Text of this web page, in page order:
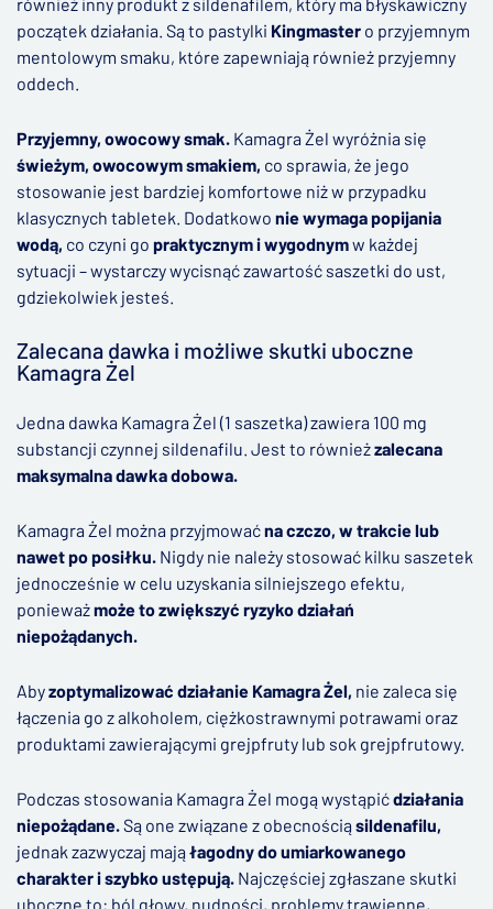
również inny produkt z sildenafilem, który ma błyskawiczny
początek działania. Są to pastylki Kingmaster o przyjemnym
mentolowym smaku, które zapewniają również przyjemny
oddech.
Przyjemny, owocowy smak. Kamagra Żel wyróżnia się
świeżym, owocowym smakiem, co sprawia, że jego
stosowanie jest bardziej komfortowe niż w przypadku
klasycznych tabletek. Dodatkowo nie wymaga popijania
wodą, co czyni go praktycznym i wygodnymw każdej
sytuacji – wystarczy wycisnąć zawartość saszetki do ust,
gdziekolwiek jesteś.
Zalecana dawka i możliwe skutki uboczne
Kamagra Żel
Jedna dawka Kamagra Żel (1 saszetka) zawiera 100 mg
substancji czynnej sildenafilu. Jest to równieżzalecana
maksymalna dawka dobowa.
Kamagra Żel można przyjmowaćna czczo, w trakcie lub
nawet po posiłku. Nigdy nie należy stosować kilku saszetek
jednocześnie w celu uzyskania silniejszego efektu,
ponieważmoże to zwiększyć ryzyko działań
niepożądanych.
Abyzoptymalizować działanie Kamagra Żel, nie zaleca się
łączenia go z alkoholem, ciężkostrawnymi potrawami oraz
produktami zawierającymi grejpfruty lub sok grejpfrutowy.
Podczas stosowania Kamagra Żel mogą wystąpićdziałania
niepożądane.Są one związane z obecnością sildenafilu,
jednak zazwyczaj mają łagodny do umiarkowanego
charakter i szybko ustępują. Najczęściej zgłaszane skutki
uboczne to: ból głowy, nudności, problemy trawienne,